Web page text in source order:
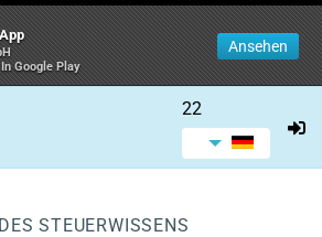
Google Play
Ansehen
22
STEUERWISSENS